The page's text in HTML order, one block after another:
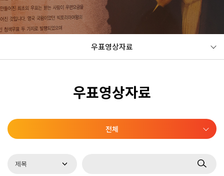
우표영상자료
우표영상자료
전체